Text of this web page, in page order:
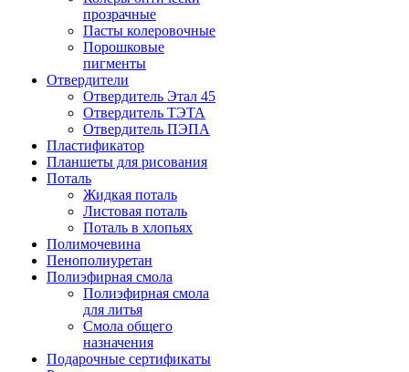
прозрачные
Пасты колеровочные
Порошковые
пигменты
Отвердители
Отвердитель Этал 45
Отвердитель ТЭТА
Отвердитель ПЭПА
Пластификатор
Планшеты для рисования
Поталь
Жидкая поталь
Листовая поталь
Поталь в хлопьях
Полимочевина
Пенополиуретан
Полиэфирная смола
Полиэфирная смола
для литья
Смола общего
назначения
Подарочные сертификаты